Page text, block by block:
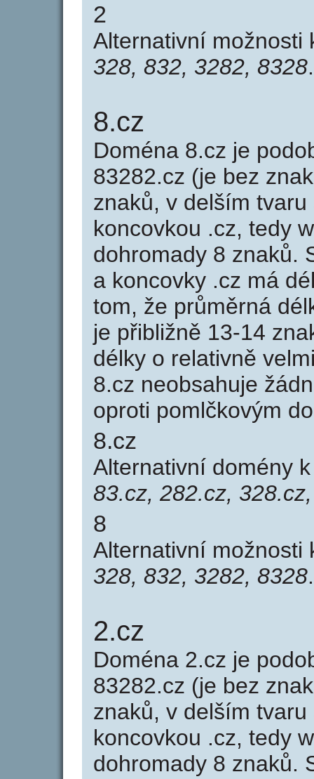
2
Alternativní možnosti
328, 832, 3282, 8328.
8.cz
Doména 8.cz je
83282.cz (je bez
znaků, v delším
koncovkou .cz, tedy
dohromady 8 znaků.
a koncovky .cz má
tom, že průměrná
je přibližně 13-14
délky o relativně
8.cz neobsahuje
oproti pomlčkovým
8.cz
Alternativní domény
83.cz, 282.cz,
8
Alternativní možnosti
328, 832, 3282, 8328.
2.cz
Doména 2.cz je
83282.cz (je bez
znaků, v delším
koncovkou .cz, tedy
dohromady 8 znaků.